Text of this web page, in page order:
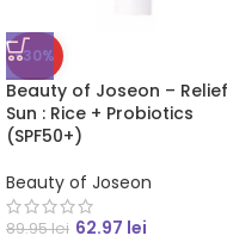
-30%
Beauty of Joseon – Relief
Sun : Rice + Probiotics
(SPF50+)
Beauty of Joseon
89.95lei 62.97 lei